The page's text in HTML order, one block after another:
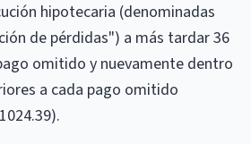
hipotecaria (denominadas
de pérdidas") a más tardar 36
omitido y nuevamente dentro
a cada pago omitido